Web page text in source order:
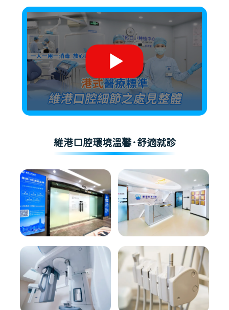
維港口腔環境溫馨·舒適就診